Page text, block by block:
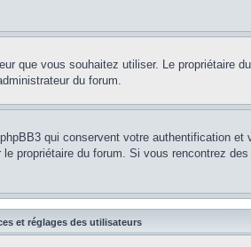
que vous souhaitez utiliser. Le propriétaire
du forum.
qui conservent votre authentification
propriétaire du forum. Si vous rencontrez
et réglages des utilisateurs